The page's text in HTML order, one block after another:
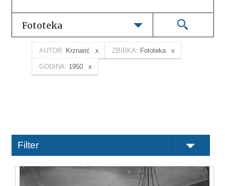
Fototeka
AUTOR: Krznarić ZBIRKA: Fototeka
GODINA: 1950
Filter